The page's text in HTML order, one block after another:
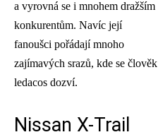
a vyrovná se i mnohem dražším
konkurentům. Navíc její
fanoušci pořádají mnoho
zajímavých srazů, kde se člověk
ledacos dozví.
Nissan X-Trail